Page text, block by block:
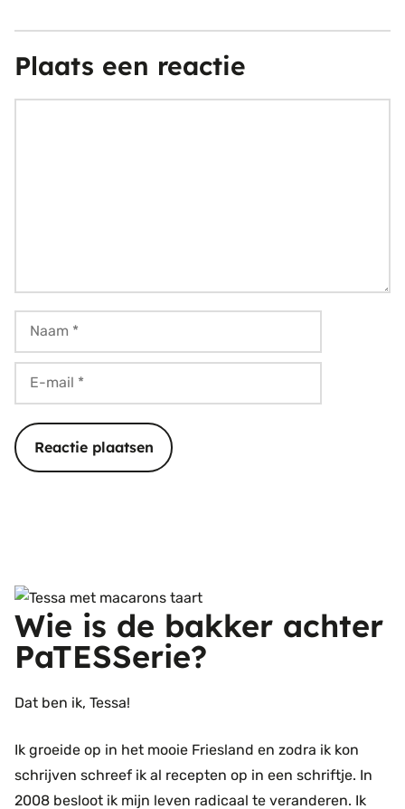
Plaats een reactie
Naam
mail
Wie is de bakker achter
PaTESSerie?
Dat ben ik, Tessa!
Ik groeide op in het mooie Friesland en zodra ik kon
schrijven schreef ik al recepten op in een schriftje. In
2008 besloot ik mijn leven radicaal te veranderen. Ik